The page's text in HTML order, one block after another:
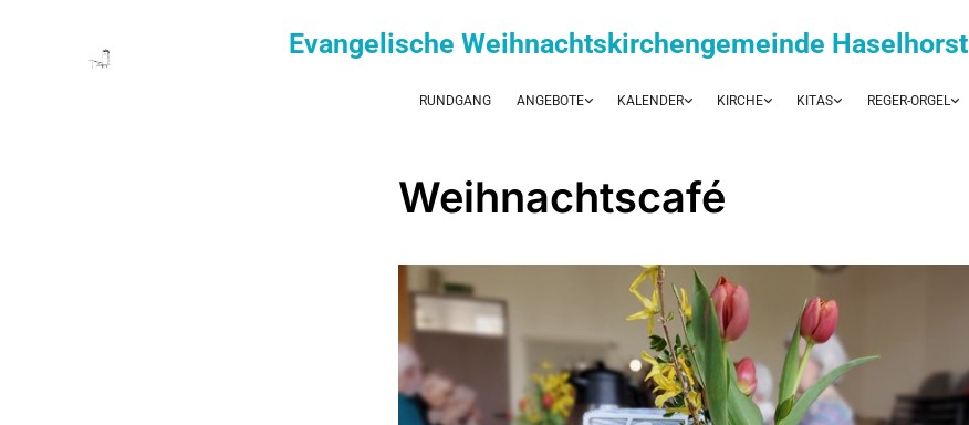
Evangelische Weihnachtskirchengemeinde Haselhorst
RUNDGANG ANGEBOTE KALENDER KIRCHE KITAS REGER-ORGEL
Weihnachtscafé